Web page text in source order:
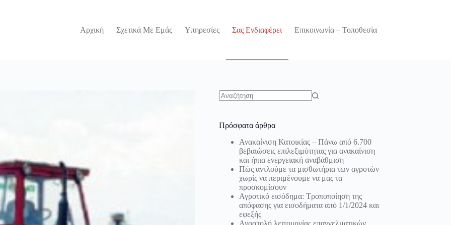
Αρχική
Σχετικά Με Εμάς Υπηρεσίες Σας Ενδιαφέρει Επικοινωνία – Τοποθεσία
Πρόσφατα άρθρα
Ανακαίνιση Κατοικίας – Πάνω από 6.700
βεβαιώσεις επιλεξιμότητας για ανακαίνιση
και ήπια ενεργειακή αναβάθμιση
Πώς αντλούμε τα μισθωτήρια των αγροτών
χωρίς να περιμένουμε να μας τα
προσκομίσουν
Αγροτικό εισόδημα: Τροποποίηση της
απόφασης για εισοδήματα από 1/1/2024 και
εφεξής
Αναστολή λειτουργίας επαγγελματικών